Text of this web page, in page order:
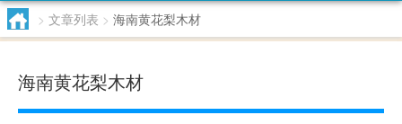
> 文章列表 > 海南黄花梨木材
海南黄花梨木材